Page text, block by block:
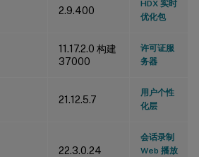
2.9.400
HDX 实时
优化包
11.17.2.0 构建
37000
许可证服
务器
21.12.5.7
用户个性
化层
22.3.0.24
会话录制
Web 播放